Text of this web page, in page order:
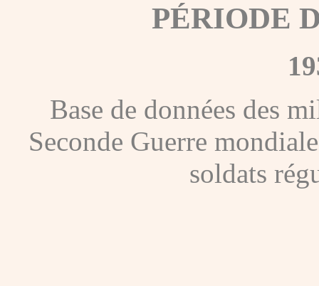
PÉRIODE
Base de données des
Seconde Guerre
soldats